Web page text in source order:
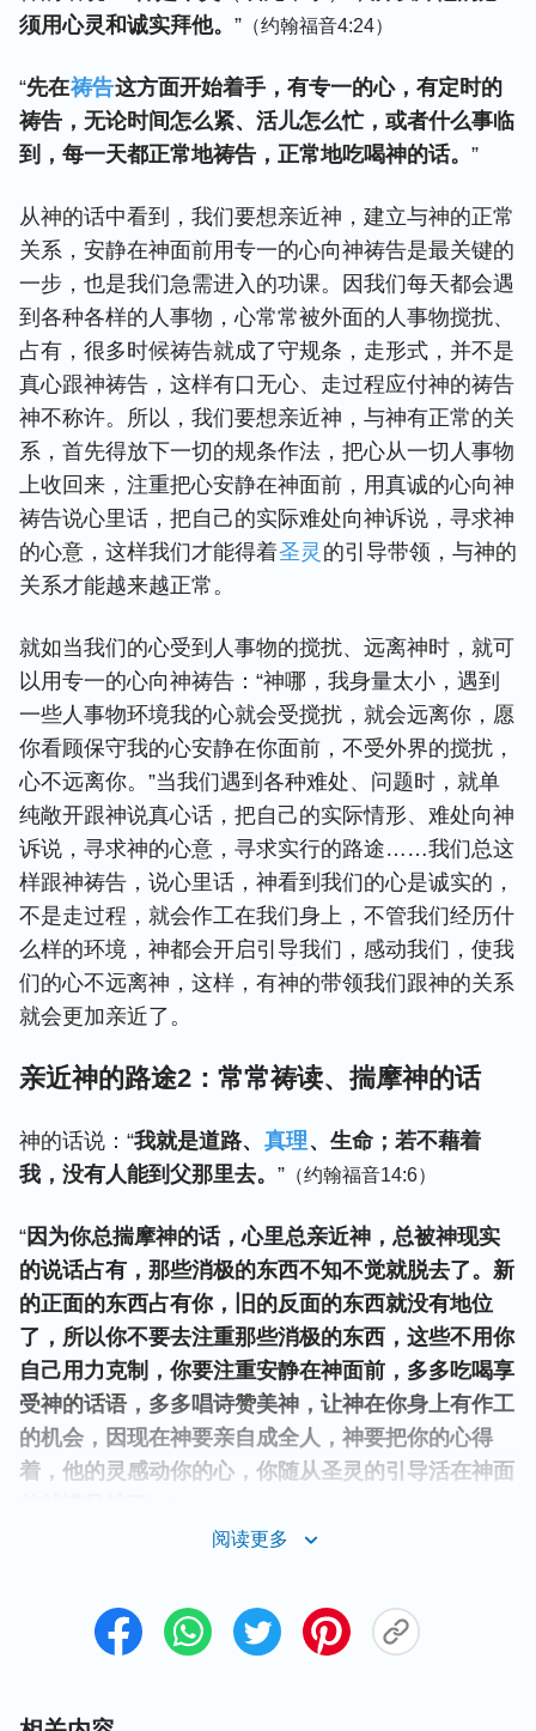
须用心灵和诚实拜他。 ” （约翰福音4:24）
“先在祷告这方面开始着手，有专一的心，有定时的
祷告，无论时间怎么紧、活儿怎么忙，或者什么事临
到，每一天都正常地祷告，正常地吃喝神的话。 ”
从神的话中看到，我们要想亲近神，建立与神的正常
关系，安静在神面前用专一的心向神祷告是最关键的
一步，也是我们急需进入的功课。因我们每天都会遇
到各种各样的人事物，心常常被外面的人事物搅扰、
占有，很多时候祷告就成了守规条，走形式，并不是
真心跟神祷告，这样有口无心、走过程应付神的祷告
神不称许。所以，我们要想亲近神，与神有正常的关
系，首先得放下一切的规条作法，把心从一切人事物
上收回来，注重把心安静在神面前，用真诚的心向神
祷告说心里话，把自己的实际难处向神诉说，寻求神
的心意，这样我们才能得着圣灵 的引导带领，与神的
关系才能越来越正常。
就如当我们的心受到人事物的搅扰、远离神时，就可
以用专一的心向神祷告：“神哪，我身量太小，遇到
一些人事物环境我的心就会受搅扰，就会远离你，愿
你看顾保守我的心安静在你面前，不受外界的搅扰，
心不远离你。”当我们遇到各种难处、问题时，就单
纯敞开跟神说真心话，把自己的实际情形、难处向神
诉说，寻求神的心意，寻求实行的路途……我们总这
样跟神祷告，说心里话，神看到我们的心是诚实的，
不是走过程，就会作工在我们身上，不管我们经历什
么样的环境，神都会开启引导我们，感动我们，使我
们的心不远离神，这样，有神的带领我们跟神的关系
就会更加亲近了。
亲近神的路途2：常常祷读、揣摩神的话
神的话说：“我就是道路、 真理 、生命；若不藉着
我，没有人能到父那里去。 ” （约翰福音14:6）
“因为你总揣摩神的话，心里总亲近神，总被神现实
的说话占有，那些消极的东西不知不觉就脱去了。新
的正面的东西占有你，旧的反面的东西就没有地位
了，所以你不要去注重那些消极的东西，这些不用你
自己用力克制，你要注重安静在神面前，多多吃喝享
受神的话语，多多唱诗赞美神，让神在你身上有作工
的机会，因现在神要亲自成全人，神要把你的心得
着，他的灵感动你的心，你随从圣灵的引导活在神面
也越来越远。所以，我们要想亲近神，建立与神的正
阅读更多